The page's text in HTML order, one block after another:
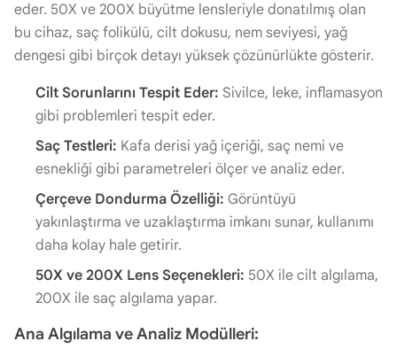
eder. 50X ve 200X büyütme lensleriyle donatılmış olan
bu cihaz, saç folikülü, cilt dokusu, nem seviyesi, yağ
dengesi gibi birçok detayı yüksek çözünürlükte gösterir.
Cilt Sorunlarını Tespit Eder: Sivilce, leke, inflamasyon
gibi problemleri tespit eder.
Saç Testleri: Kafa derisi yağ içeriği, saç nemi ve
esnekliği gibi parametreleri ölçer ve analiz eder.
Çerçeve Dondurma Özelliği: Görüntüyü
yakınlaştırma ve uzaklaştırma imkanı sunar, kullanımı
daha kolay hale getirir.
50X ve 200X Lens Seçenekleri: 50X ile cilt algılama,
200X ile saç algılama yapar.
Ana Algılama ve Analiz Modülleri: